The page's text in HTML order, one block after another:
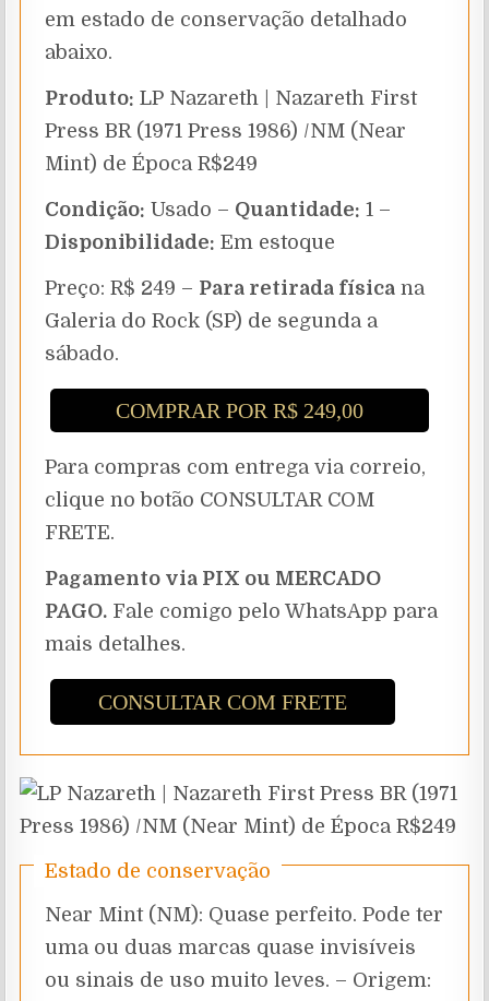
em estado de conservação detalhado
abaixo.
Produto: LP Nazareth | Nazareth First
Press BR (1971 Press 1986) /NM (Near
Mint) de Época R$249
Condição: Usado – Quantidade: 1 –
Disponibilidade: Em estoque
Preço: R$ 249 – Para retirada física na
Galeria do Rock (SP) de segunda a
sábado.
COMPRAR POR R$ 249,00
Para compras com entrega via correio,
clique no botão CONSULTAR COM
FRETE.
Pagamento via PIX ou MERCADO
PAGO. Fale comigo pelo WhatsApp para
mais detalhes.
CONSULTAR COM FRETE
Estado de conservação
Near Mint (NM): Quase perfeito. Pode ter
uma ou duas marcas quase invisíveis
ou sinais de uso muito leves. – Origem: